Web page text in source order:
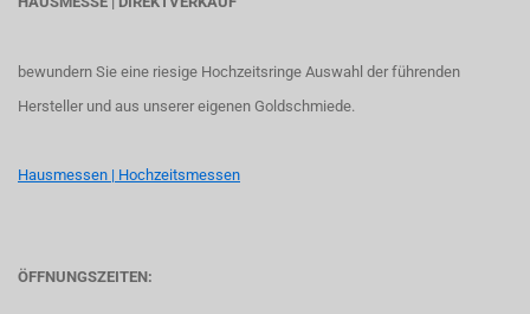
bewundern Sie eine riesige Hochzeitsringe Auswahl der führenden
Hersteller und aus unserer eigenen Goldschmiede.
Hausmessen | Hochzeitsmessen
ÖFFNUNGSZEITEN: